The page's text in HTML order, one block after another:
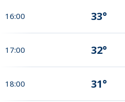
16:00 33°
17:00 32°
18:00 31°